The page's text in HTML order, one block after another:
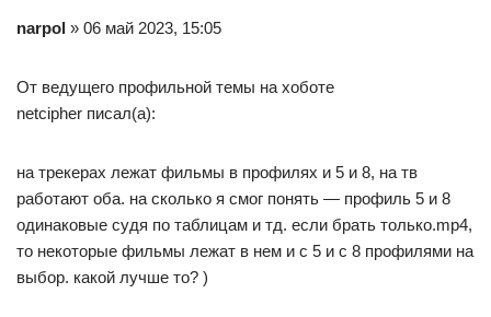
narpol » 06 май 2023, 15:05
От ведущего профильной темы на хоботе
netcipher писал(а):
на трекерах лежат фильмы в профилях и 5 и 8, на тв
работают оба. на сколько я смог понять — профиль 5 и 8
одинаковые судя по таблицам и тд. если брать только.mp4,
то некоторые фильмы лежат в нем и с 5 и с 8 профилями на
выбор. какой лучше то? )